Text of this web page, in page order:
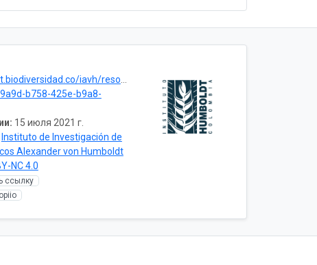
iavh/resource?r=aves_medina_col-bio
b758-425e-b9a8-
15 июля 2021 г.
Instituto de Investigación de
Alexander von Humboldt
NC 4.0
ссылку